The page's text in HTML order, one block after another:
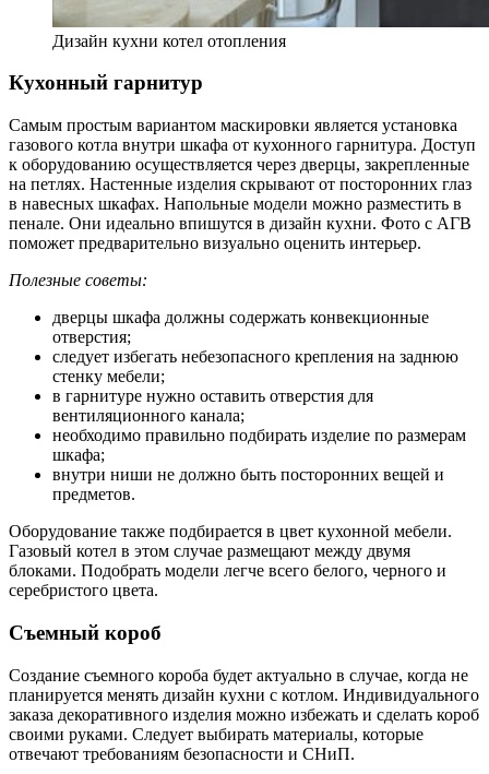
Дизайн кухни котел отопления
Кухонный гарнитур
Самым простым вариантом маскировки является установка
газового котла внутри шкафа от кухонного гарнитура. Доступ
к оборудованию осуществляется через дверцы, закрепленные
на петлях. Настенные изделия скрывают от посторонних глаз
в навесных шкафах. Напольные модели можно разместить в
пенале. Они идеально впишутся в дизайн кухни. Фото с АГВ
поможет предварительно визуально оценить интерьер.
Полезные советы:
дверцы шкафа должны содержать конвекционные
отверстия;
следует избегать небезопасного крепления на заднюю
стенку мебели;
в гарнитуре нужно оставить отверстия для
вентиляционного канала;
необходимо правильно подбирать изделие по размерам
шкафа;
внутри ниши не должно быть посторонних вещей и
предметов.
Оборудование также подбирается в цвет кухонной мебели.
Газовый котел в этом случае размещают между двумя
блоками. Подобрать модели легче всего белого, черного и
серебристого цвета.
Съемный короб
Создание съемного короба будет актуально в случае, когда не
планируется менять дизайн кухни с котлом. Индивидуального
заказа декоративного изделия можно избежать и сделать короб
своими руками. Следует выбирать материалы, которые
отвечают требованиям безопасности и СНиП.